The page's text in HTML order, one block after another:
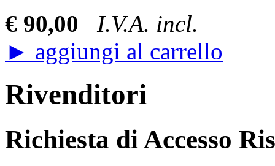
€ 90,00
I.V.A. incl.
► aggiungi al carrello
Rivenditori
Richiesta di Accesso